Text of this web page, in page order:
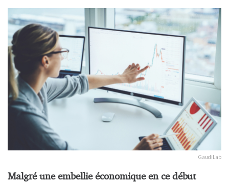
GaudiLab
Malgré une embellie économique en ce début